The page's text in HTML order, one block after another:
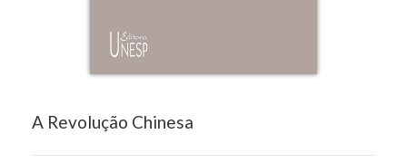
A Revolução Chinesa